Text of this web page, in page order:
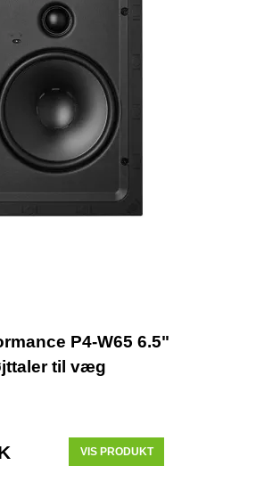
P4-W65 6.5"
til væg
VIS PRODUKT